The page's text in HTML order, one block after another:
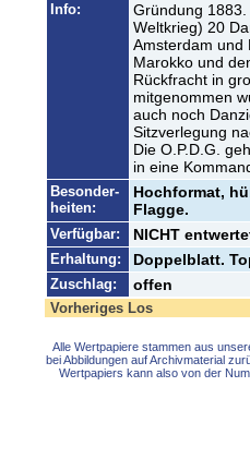
Info:
Gründung
Weltkrieg) 20
Amsterdam und
Marokko und
Rückfracht in
mitgenommen
auch noch
Sitzverlegung
Die O.P.D.G.
in eine
Besonder-
heiten:
Hochformat,
Flagge.
Verfügbar: NICHT
Erhaltung: Doppelblatt.
Zuschlag: offen
Vorheriges Los
Alle Wertpapiere stammen aus
bei Abbildungen auf Archivmaterial
Wertpapiers kann also von der